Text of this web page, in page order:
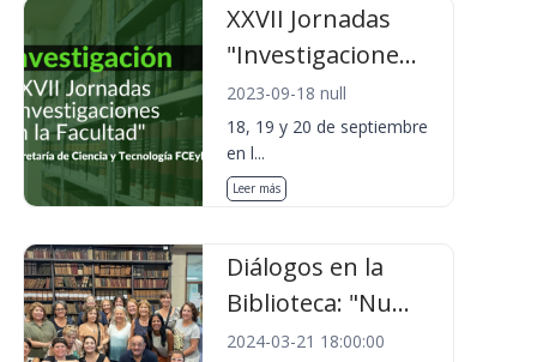
XXVII Jornadas
"Investigacione...
2023-09-18 null
18, 19 y 20 de septiembre
en l...
Leer más
Diálogos en la
Biblioteca: "Nu...
2024-03-21 18:00:00